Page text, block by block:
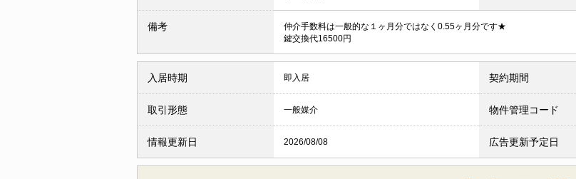
備考
仲介手数料は一般的な１ヶ月分ではなく0.55ヶ月分です★
鍵交換代16500円
入居時期 即入居 契約期間
取引形態 一般媒介 物件管理コード
情報更新日 2026/08/08 広告更新予定日